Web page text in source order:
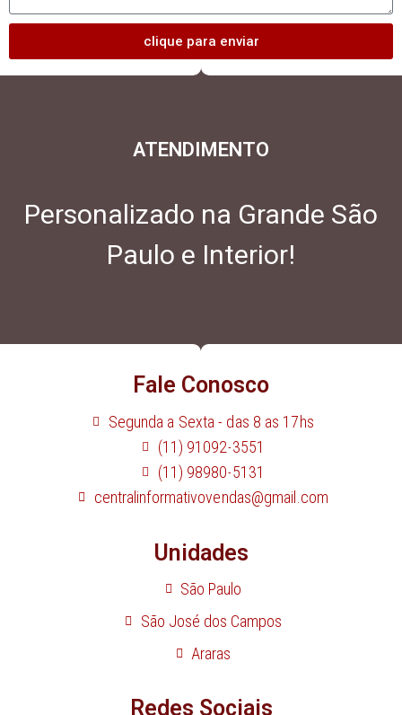
clique para enviar
ATENDIMENTO
Personalizado na Grande São
Paulo e Interior!
Fale Conosco
Segunda a Sexta - das 8 as 17hs
(11) 91092-3551
(11) 98980-5131
centralinformativovendas@gmail.com
Unidades
São Paulo
São José dos Campos
Araras
Redes Sociais